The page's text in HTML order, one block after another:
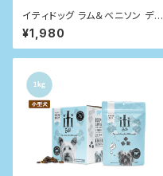
イティドッグ ラム＆ベニソン ディ
ナー 200g
¥1,980